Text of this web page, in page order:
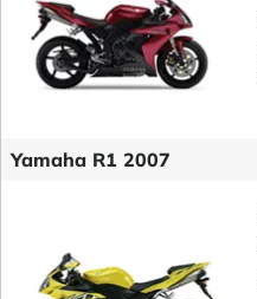
Yamaha R1 2007